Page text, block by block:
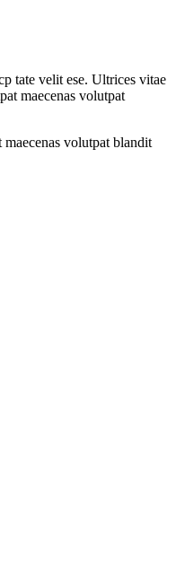
tate velit ese. Ultrices vitae
maecenas volutpat
volutpat blandit